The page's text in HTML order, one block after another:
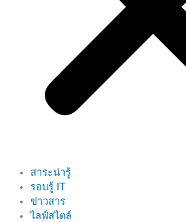
สาระน่ารู้
รอบรู้ IT
ข่าวสาร
ไลฟ์สไตล์